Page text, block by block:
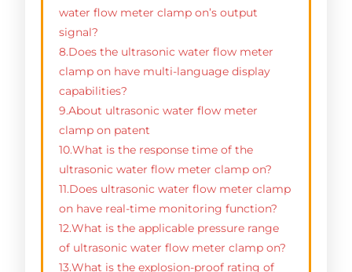
water flow meter clamp on’s output
signal?
8.Does the ultrasonic water flow meter
clamp on have multi-language display
capabilities?
9.About ultrasonic water flow meter
clamp on patent
10.What is the response time of the
ultrasonic water flow meter clamp on?
11.Does ultrasonic water flow meter clamp
on have real-time monitoring function?
12.What is the applicable pressure range
of ultrasonic water flow meter clamp on?
13.What is the explosion-proof rating of